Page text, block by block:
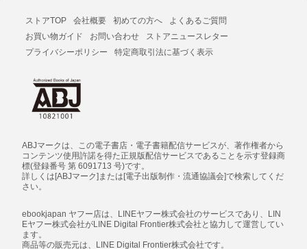
ストアTOP 会社概要 初めての方へ
よくあるご質問
お買い物ガイド
お問い合わせ
ストアニュースレター
プライバシーポリシー
特定商取引法に基づく表示
ABJマークは、この電子書店・電子書籍配信サービスが、著作権者から
コンテンツ使用許諾を得た正規版配信サービスであることを示す登録商
標(登録番号 第 6091713 号)です。
詳しくは[ABJマーク]または[電子出版制作・流通協議会]で検索してくだ
さい。
ebookjapan ヤフー店は、LINEヤフー株式会社のサービスであり、LIN
Eヤフー株式会社がLINE Digital Frontier株式会社と協力して運営してい
ます。
商品等の販売元は、LINE Digital Frontier株式会社です。